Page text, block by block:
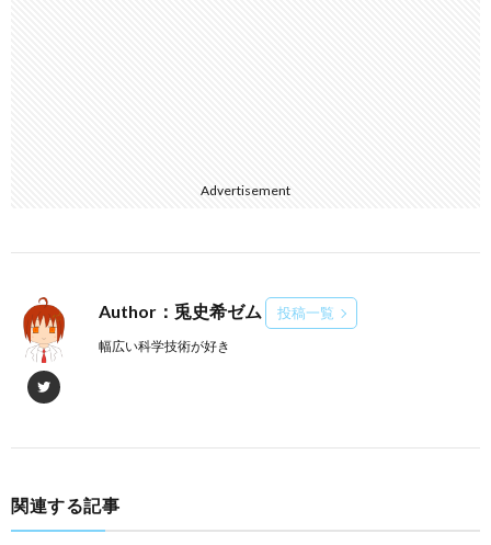
Advertisement
Author：兎史希ゼム 投稿一覧
幅広い科学技術が好き
関連する記事